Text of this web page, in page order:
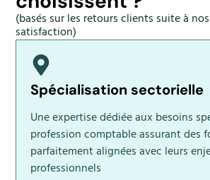
(basés sur les retours clients suite à
satisfaction)
Spécialisation sectorielle
Une expertise dédiée aux besoins
profession comptable assurant des
parfaitement alignées avec leurs
professionnels